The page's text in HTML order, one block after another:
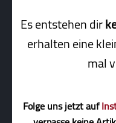
Es entstehen dir
erhalten eine
mal
Folge uns jetzt auf